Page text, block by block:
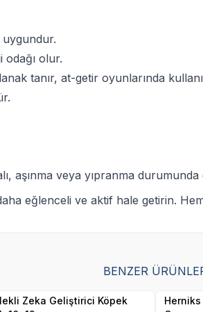
odağı olur.
tanır, at-getir oyunlarında
aşınma veya yıpranma
eğlenceli ve aktif hale getirin.
BENZER
Zeka Geliştirici Köpek